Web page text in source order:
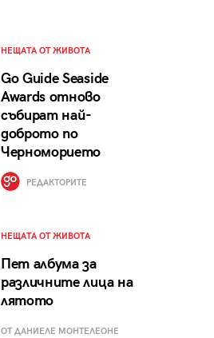
НЕЩАТА ОТ ЖИВОТА
Go Guide Seaside
Awards отново
събират най-
доброто по
Черноморието
РЕДАКТОРИТЕ
НЕЩАТА ОТ ЖИВОТА
Пет албума за
различните лица на
лятото
ОТ ДАНИЕЛЕ МОНТЕЛЕОНЕ